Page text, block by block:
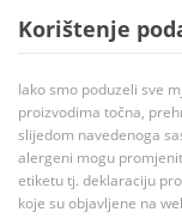
Korištenje
Iako smo poduzeli sve
proizvodima točna,
slijedom navedenoga
alergeni mogu
etiketu tj. deklaraciju
koje su objavljene na